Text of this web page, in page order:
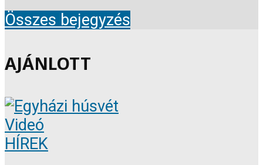
Összes bejegyzés
AJÁNLOTT
Videó
HÍREK